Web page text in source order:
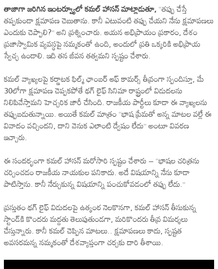
తాజాగా జరిగిన ఇంటర్వ్యూలో కమల్ హాసన్ మాట్లాడుతూ,“తప్పు చేస్తే
తప్పకుండా క్షమాపణ చెబుతాను. కానీ ఎటువంటి తప్పు చేయని నేను క్షమాపణలు
ఎందుకు చెప్పాలి?” అని ప్రశ్నించారు. ఆయన అభిప్రాయం ప్రకారం, దేశం
ప్రజాస్వామిక వ్యవస్థపై నమ్మకంతో ఉంది, అందులో ప్రతి ఒక్కరికి అభిప్రాయ
స్వేచ్ఛ ఉండాలి. ఇది తన జీవన తత్వమని స్పష్టం చేశారు.
కమల్ వ్యాఖ్యలపై కర్ణాటక ఫిల్మ్ ఛాంబర్ ఆఫ్ కామర్స్ తీవ్రంగా స్పందిస్తూ, మే
30లోగా క్షమాపణ చెప్పకపోతే థగ్ లైఫ్ సినిమా రాష్ట్రంలో విడుదలను
నిలిపివేస్తామని హెచ్చరిక జారీ చేసింది. రాజకీయ పార్టీలు కూడా ఈ వ్యాఖ్యలను
తప్పుబడుతున్నాయి. అయితే కమల్ మాత్రం “భాష ప్రేమతో అన్న మాటల వల్లే ఈ
వివాదం వచ్చిందని, దాని వెనుక ఎలాంటి ద్వేషం లేదు” అంటూ వివరణ
ఇచ్చారు.
ఈ సందర్భంగా కమల్ హాసన్ మరోసారి స్పష్టం చేశారు – “భాషల చరిత్రను
చర్చించడం రాజకీయ నాయకుల పనికాదు. అదే విషయాన్ని నేను కూడా
పాటిస్తాను. కానీ నేర్చుకున్న విషయాన్ని పంచుకోవడంలో తప్పు లేదు.”
ప్రస్తుతం థగ్ లైఫ్ విడుదలపై ఉత్కంఠ నెలకొనగా, కమల్ హాసన్ తీసుకున్న
స్టాండ్‌కి కొందరు మద్దతు తెలుపుతుండగా, మరికొందరు తీవ్ర విమర్శలు
చేస్తున్నారు. కానీ కమల్ చెప్పిన మాటలు.. క్షమాపణలు కాదు, స్పష్టత
అవసరమన్న నమ్మకంతో దేశవ్యాప్తంగా చర్చకు దారి తీశాయి.